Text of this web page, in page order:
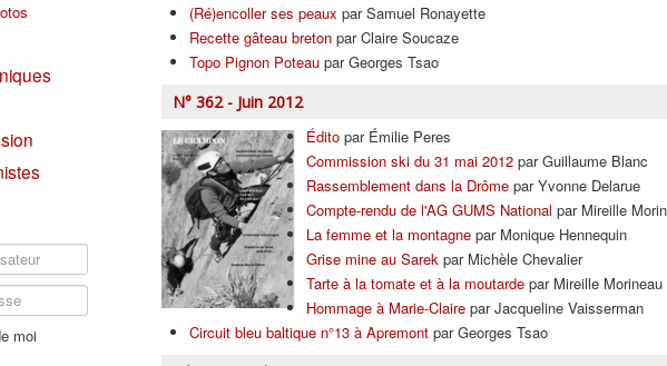
moi
(Ré)encoller ses peaux par Samuel Ronayette
Recette gâteau breton par Claire Soucaze
Topo Pignon Poteau par Georges Tsao
N° 362 - Juin 2012
Édito par Émilie Peres
Commission ski du 31 mai 2012 par Guillaume Blanc
Rassemblement dans la Drôme par Yvonne Delarue
Compte-rendu de l'AG GUMS National par Mireille
La femme et la montagne par Monique Hennequin
Grise mine au Sarek par Michèle Chevalier
Tarte à la tomate et à la moutarde par Mireille Morineau
Hommage à Marie-Claire par Jacqueline Vaisserman
Circuit bleu baltique n°13 à Apremont par Georges Tsao